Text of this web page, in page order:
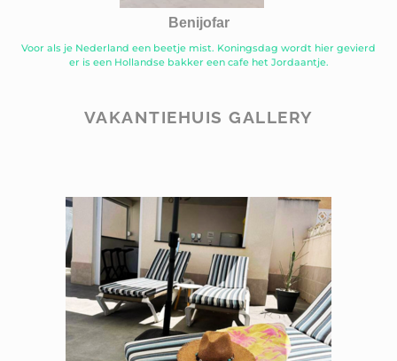
Benijofar
Voor als je Nederland een beetje mist. Koningsdag wordt hier gevierd
er is een Hollandse bakker een cafe het Jordaantje.
VAKANTIEHUIS GALLERY